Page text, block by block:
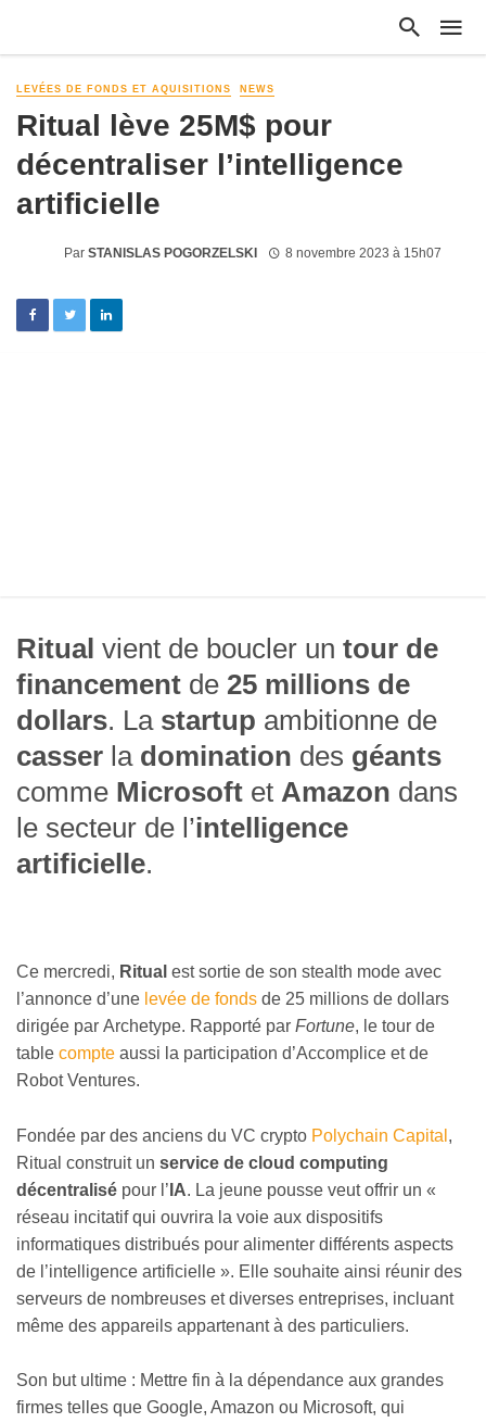
LEVÉES DE FONDS ET AQUISITIONS NEWS
Ritual lève 25M$ pour
décentraliser l’intelligence
artificielle
Par STANISLAS POGORZELSKI 8 novembre 2023 à 15h07
Ritual vient de boucler un tour de
financement de 25 millions de
dollars. La startup ambitionne de
casser la domination des géants
comme Microsoft et Amazon dans
le secteur de l’intelligence
artificielle.
Ce mercredi, Ritual est sortie de son stealth mode avec
l’annonce d’une levée de fonds de 25 millions de dollars
dirigée par Archetype. Rapporté par Fortune, le tour de
table compte aussi la participation d’Accomplice et de
Robot Ventures.
Fondée par des anciens du VC crypto Polychain Capital ,
Ritual construit un service de cloud computing
décentralisé pour l’ IA. La jeune pousse veut offrir un «
réseau incitatif qui ouvrira la voie aux dispositifs
informatiques distribués pour alimenter différents aspects
de l’intelligence artificielle ». Elle souhaite ainsi réunir des
serveurs de nombreuses et diverses entreprises, incluant
même des appareils appartenant à des particuliers.
Son but ultime : Mettre fin à la dépendance aux grandes
firmes telles que Google, Amazon ou Microsoft, qui